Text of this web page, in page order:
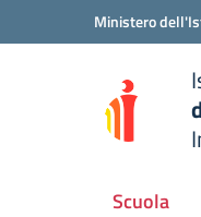
Vai ai contenuti
Vai al menu di navigazione
Ministero
scuola
Scuola